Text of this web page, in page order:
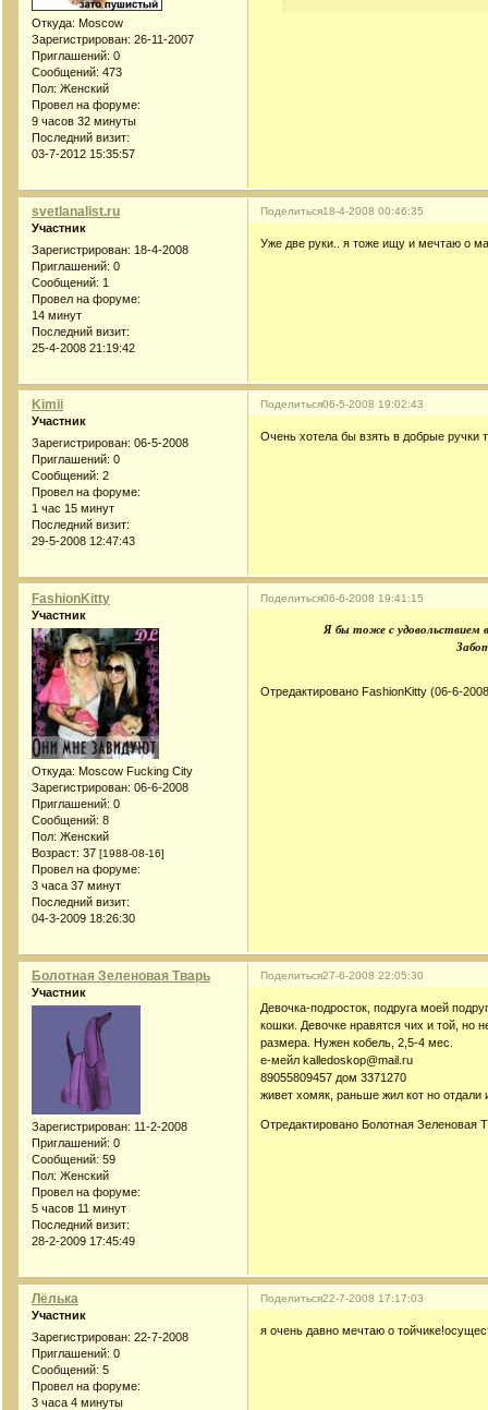
Откуда: Moscow
Зарегистрирован: 26-11-2007
Приглашений: 0
Сообщений: 473
Пол: Женский
Провел на форуме:
9 часов 32 минуты
Последний визит:
03-7-2012 15:35:57
Поделиться18-4-2008 00:46:35
svetlanalist.ru
Участник
Зарегистрирован: 18-4-2008
Приглашений: 0
Сообщений: 1
Провел на форуме:
14 минут
Последний визит:
25-4-2008 21:19:42
Уже две руки.. я тоже ищу и мечтаю о
Поделиться06-5-2008 19:02:43
Kimii
Участник
Зарегистрирован: 06-5-2008
Приглашений: 0
Сообщений: 2
Провел на форуме:
1 час 15 минут
Последний визит:
29-5-2008 12:47:43
Очень хотела бы взять в добрые ручки
Поделиться06-6-2008 19:41:15
FashionKitty
Участник
Откуда: Moscow Fucking City
Зарегистрирован: 06-6-2008
Приглашений: 0
Сообщений: 8
Пол: Женский
Возраст: 37 [1988-08-16]
Провел на форуме:
3 часа 37 минут
Последний визит:
04-3-2009 18:26:30
Я бы тоже с удовольствием
Отредактировано FashionKitty (06-6-
Поделиться27-6-2008 22:05:30
Болотная Зеленовая Тварь
Участник
Зарегистрирован: 11-2-2008
Приглашений: 0
Сообщений: 59
Пол: Женский
Провел на форуме:
5 часов 11 минут
Последний визит:
28-2-2009 17:45:49
Девочка-подросток, подруга моей
кошки. Девочке нравятся чих и той, но
размера. Нужен кобель, 2,5-4 мес.
е-мейл kalledoskop@mail.ru
89055809457 дом 3371270
живет хомяк, раньше жил кот но отдали
Отредактировано Болотная Зеленовая
Поделиться22-7-2008 17:17:03
Лёлька
Участник
Зарегистрирован: 22-7-2008
Приглашений: 0
Сообщений: 5
Провел на форуме:
3 часа 4 минуты
я очень давно мечтаю о